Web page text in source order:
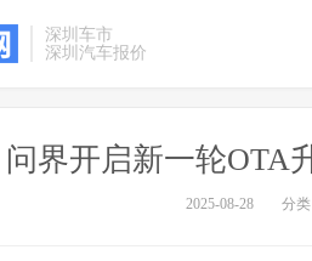
深圳车市
深圳汽车报价
问界开启新一轮OTA
2025-08-28 分类